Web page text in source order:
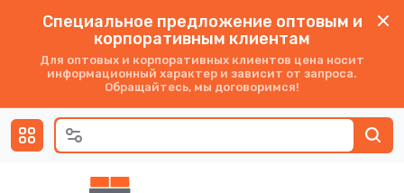
Специальное предложение оптовым и
корпоративным клиентам
Для оптовых и корпоративных клиентов цена носит
информационный характер и зависит от запроса.
Обращайтесь, мы договоримся!